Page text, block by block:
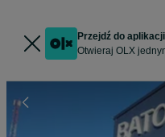
Przejdź do aplikacji
Otwieraj OLX